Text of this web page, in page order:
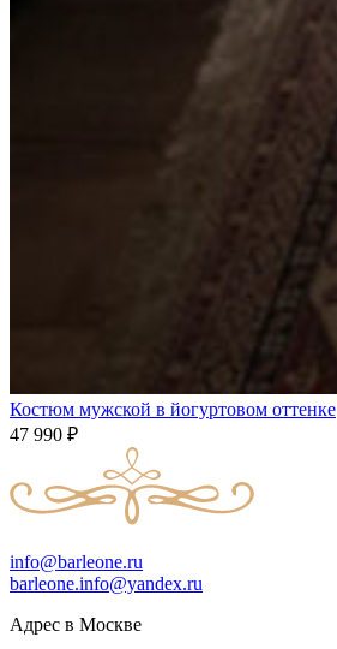
Костюм мужской в йогуртовом оттенке
47 990 ₽
info@barleone.ru
barleone.info@yandex.ru
Адрес в Москве